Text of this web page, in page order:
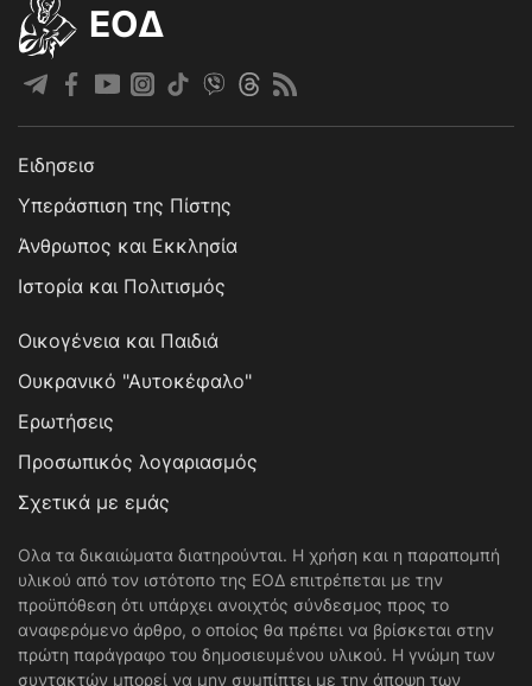
EOΔ
Ειδησεισ
Υπεράσπιση της Πίστης
Άνθρωπος και Εκκλησία
Ιστορία και Πολιτισμός
Οικογένεια και Παιδιά
Ουκρανικό "Αυτοκέφαλο"
Ερωτήσεις
Προσωπικός λογαριασμός
Σχετικά με εμάς
Ολα τα δικαιώματα διατηρούνται. Η χρήση και η παραπομπή
υλικού από τον ιστότοπο της ΕΟΔ επιτρέπεται με την
προϋπόθεση ότι υπάρχει ανοιχτός σύνδεσμος προς το
αναφερόμενο άρθρο, ο οποίος θα πρέπει να βρίσκεται στην
πρώτη παράγραφο του δημοσιευμένου υλικού. Η γνώμη των
συντακτών μπορεί να μην συμπίπτει με την άποψη των